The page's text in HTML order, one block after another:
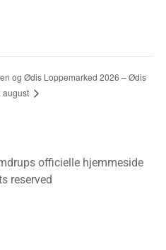
og Ødis Loppemarked 2026 – Ødis
august
officielle hjemmeside
reserved